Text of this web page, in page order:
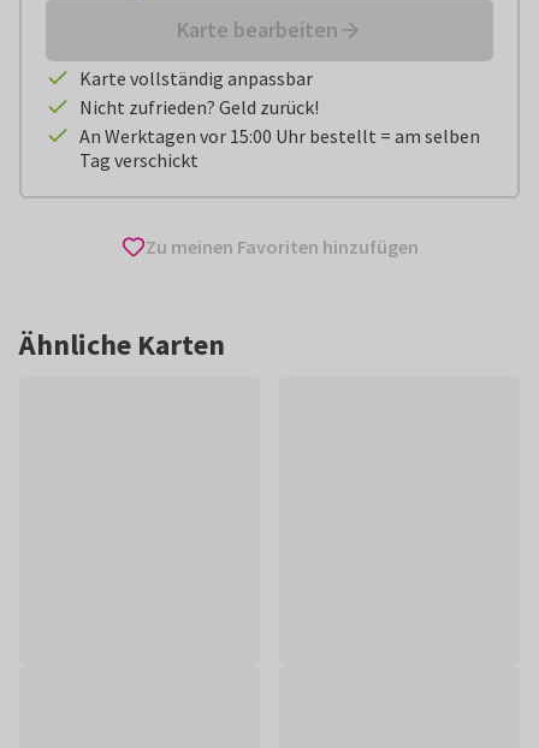
Karte bearbeiten
Karte vollständig anpassbar
Nicht zufrieden? Geld zurück!
An Werktagen vor 15:00 Uhr bestellt = am selben
Tag verschickt
Zu meinen Favoriten hinzufügen
Ähnliche Karten